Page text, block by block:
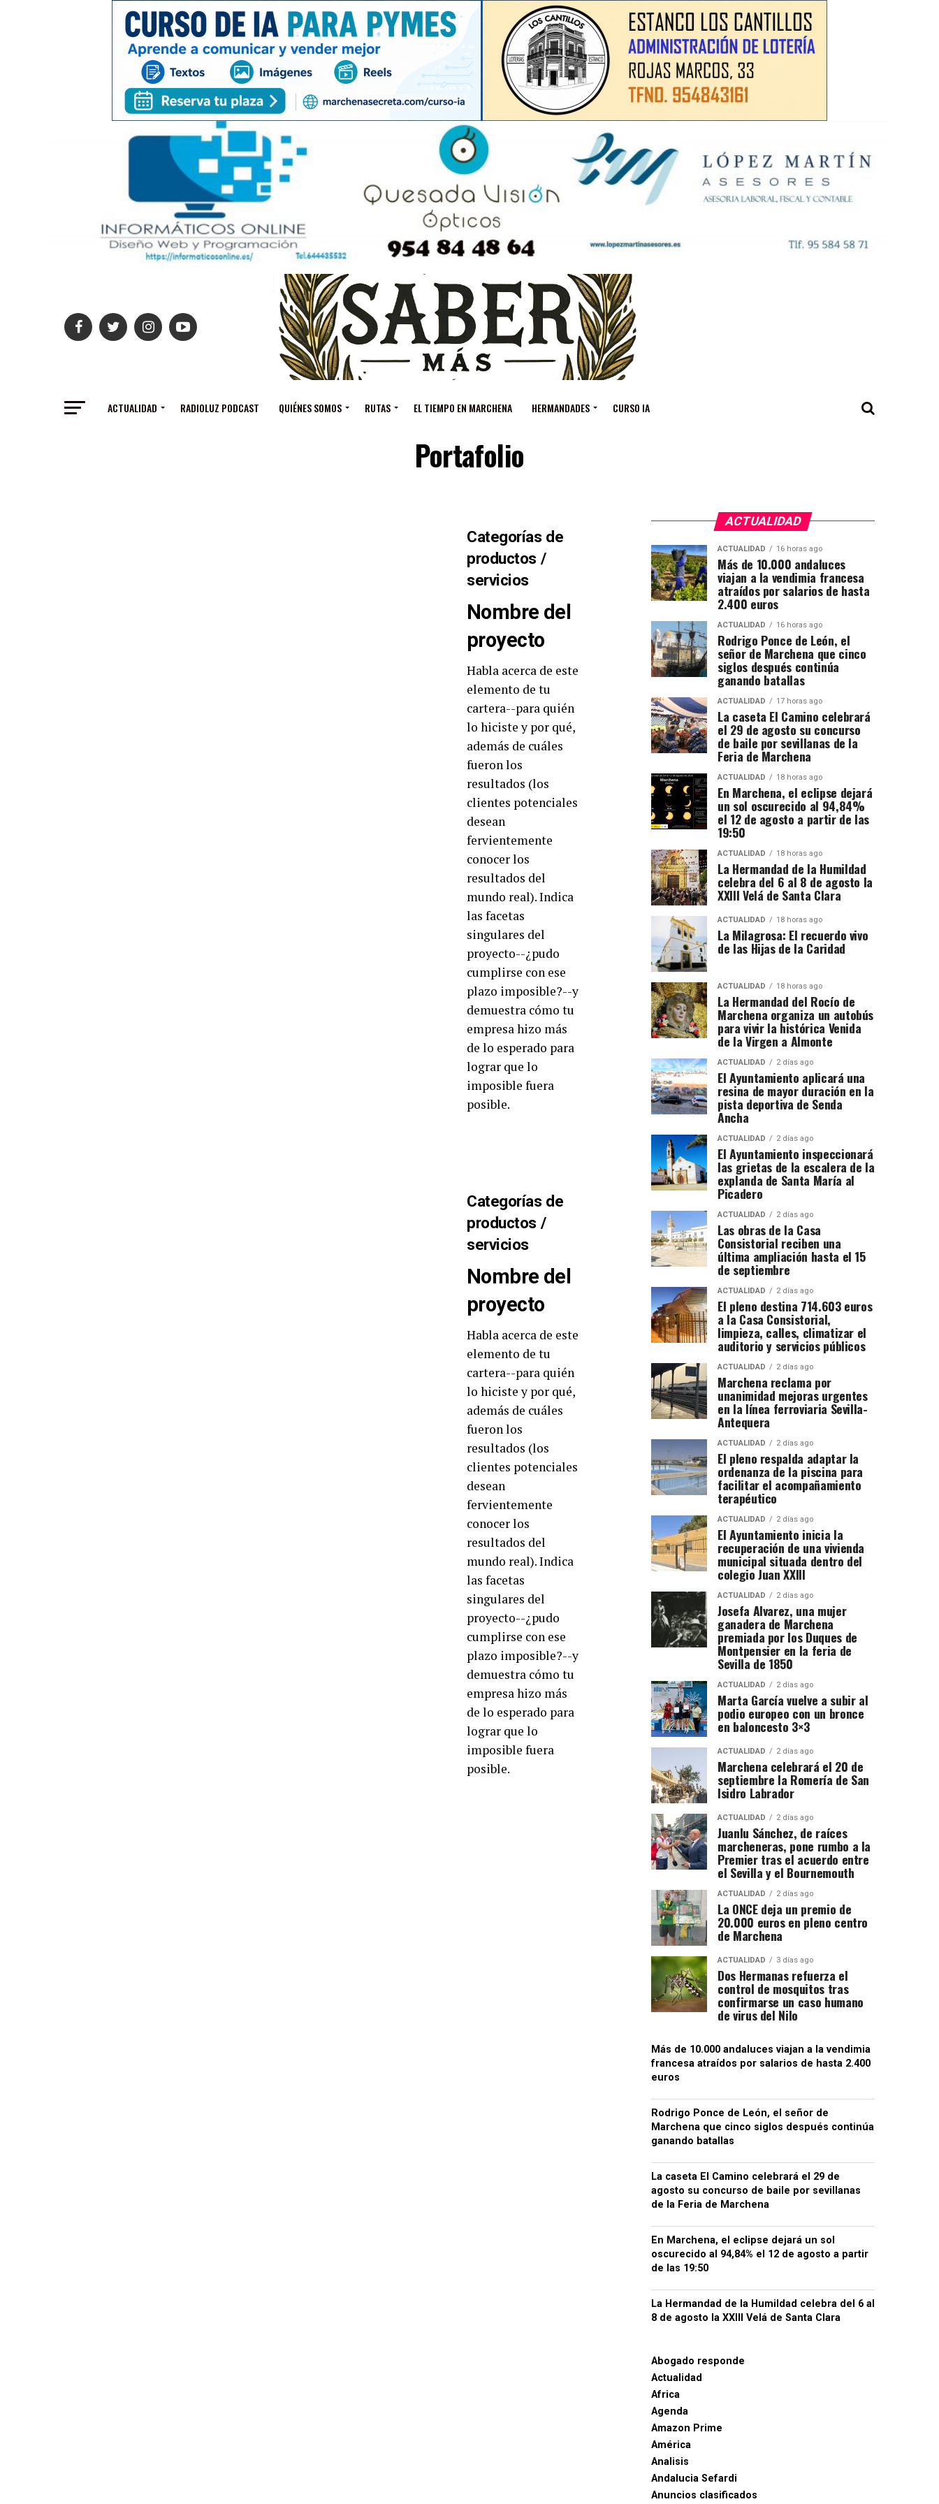
ACTUALIDAD RADIOLUZ PODCAST QUIÉNES SOMOS RUTAS EL TIEMPO EN MARCHENA HERMANDADES CURSO IA
Portafolio
Categorías de
productos /
servicios
Nombre del
proyecto
Habla acerca de este
elemento de tu
cartera--para quién
lo hiciste y por qué,
además de cuáles
fueron los
resultados (los
clientes potenciales
desean
fervientemente
conocer los
resultados del
mundo real). Indica
las facetas
singulares del
proyecto--¿pudo
cumplirse con ese
plazo imposible?--y
demuestra cómo tu
empresa hizo más
de lo esperado para
lograr que lo
imposible fuera
posible.
Categorías de
productos /
servicios
Nombre del
proyecto
Habla acerca de este
elemento de tu
cartera--para quién
lo hiciste y por qué,
además de cuáles
fueron los
resultados (los
clientes potenciales
desean
fervientemente
conocer los
resultados del
mundo real). Indica
las facetas
singulares del
proyecto--¿pudo
cumplirse con ese
plazo imposible?--y
demuestra cómo tu
empresa hizo más
de lo esperado para
lograr que lo
imposible fuera
posible.
ACTUALIDAD
ACTUALIDAD 16 horas ago
Más de 10.000 andaluces
viajan a la vendimia francesa
atraídos por salarios de hasta
2.400 euros
ACTUALIDAD 16 horas ago
Rodrigo Ponce de León, el
señor de Marchena que cinco
siglos después continúa
ganando batallas
ACTUALIDAD 17 horas ago
La caseta El Camino celebrará
el 29 de agosto su concurso
de baile por sevillanas de la
Feria de Marchena
ACTUALIDAD 18 horas ago
En Marchena, el eclipse dejará
un sol oscurecido al 94,84%
el 12 de agosto a partir de las
19:50
ACTUALIDAD 18 horas ago
La Hermandad de la Humildad
celebra del 6 al 8 de agosto la
XXIII Velá de Santa Clara
ACTUALIDAD 18 horas ago
La Milagrosa: El recuerdo vivo
de las Hijas de la Caridad
ACTUALIDAD 18 horas ago
La Hermandad del Rocío de
Marchena organiza un autobús
para vivir la histórica Venida
de la Virgen a Almonte
ACTUALIDAD 2 días ago
El Ayuntamiento aplicará una
resina de mayor duración en la
pista deportiva de Senda
Ancha
ACTUALIDAD 2 días ago
El Ayuntamiento inspeccionará
las grietas de la escalera de la
explanda de Santa María al
Picadero
ACTUALIDAD 2 días ago
Las obras de la Casa
Consistorial reciben una
última ampliación hasta el 15
de septiembre
ACTUALIDAD 2 días ago
El pleno destina 714.603 euros
a la Casa Consistorial,
limpieza, calles, climatizar el
auditorio y servicios públicos
ACTUALIDAD 2 días ago
Marchena reclama por
unanimidad mejoras urgentes
en la línea ferroviaria Sevilla-
Antequera
ACTUALIDAD 2 días ago
El pleno respalda adaptar la
ordenanza de la piscina para
facilitar el acompañamiento
terapéutico
ACTUALIDAD 2 días ago
El Ayuntamiento inicia la
recuperación de una vivienda
municipal situada dentro del
colegio Juan XXIII
ACTUALIDAD 2 días ago
Josefa Alvarez, una mujer
ganadera de Marchena
premiada por los Duques de
Montpensier en la feria de
Sevilla de 1850
ACTUALIDAD 2 días ago
Marta García vuelve a subir al
podio europeo con un bronce
en baloncesto 3×3
ACTUALIDAD 2 días ago
Marchena celebrará el 20 de
septiembre la Romería de San
Isidro Labrador
ACTUALIDAD 2 días ago
Juanlu Sánchez, de raíces
marcheneras, pone rumbo a la
Premier tras el acuerdo entre
el Sevilla y el Bournemouth
ACTUALIDAD 2 días ago
La ONCE deja un premio de
20.000 euros en pleno centro
de Marchena
ACTUALIDAD 3 días ago
Dos Hermanas refuerza el
control de mosquitos tras
confirmarse un caso humano
de virus del Nilo
Más de 10.000 andaluces viajan a la vendimia
francesa atraídos por salarios de hasta 2.400
euros
Rodrigo Ponce de León, el señor de
Marchena que cinco siglos después continúa
ganando batallas
La caseta El Camino celebrará el 29 de
agosto su concurso de baile por sevillanas
de la Feria de Marchena
En Marchena, el eclipse dejará un sol
oscurecido al 94,84% el 12 de agosto a partir
de las 19:50
La Hermandad de la Humildad celebra del 6 al
8 de agosto la XXIII Velá de Santa Clara
Abogado responde
Actualidad
Africa
Agenda
Amazon Prime
América
Analisis
Andalucia Sefardi
Anuncios clasificados